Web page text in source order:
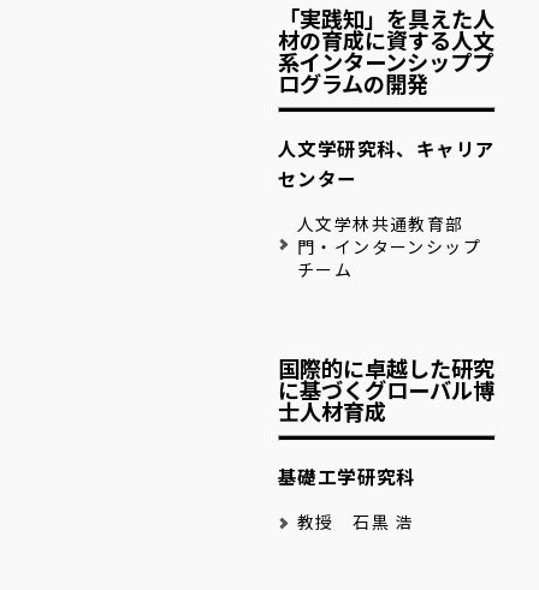
「実践知」を具えた人
材の育成に資する人文
系インターンシッププ
ログラムの開発
人文学研究科、キャリア
センター
人文学林共通教育部
門・インターンシップ
チーム
国際的に卓越した研究
に基づくグローバル博
士人材育成
基礎工学研究科
教授 石黒 浩